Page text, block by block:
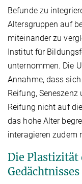
Befunde zu
Altersgruppen auf
miteinander zu
Institut für
unternommen. Die
Annahme, dass
Reifung,
Reifung nicht auf
das hohe Alter
interagieren zudem
Die Plastizität